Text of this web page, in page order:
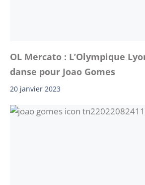
OL Mercato : L’Olympique
danse pour Joao Gomes
20 janvier 2023